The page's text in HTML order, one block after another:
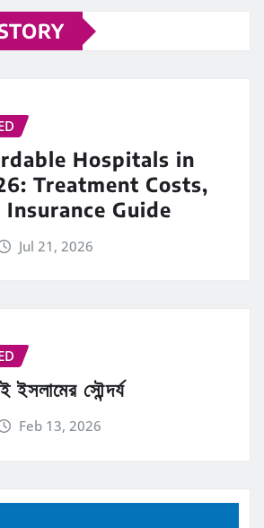
Hospitals in
Treatment Costs,
Guide
Jul 21, 2026
ইসলামের সৌন্দর্য
Feb 13, 2026